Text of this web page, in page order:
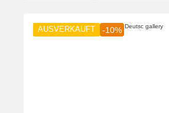
AUSVERKAUFT -10%